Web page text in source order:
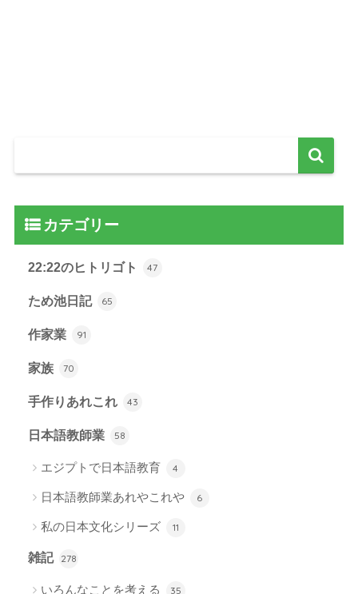
カテゴリー
22:22のヒトリゴト 47
ため池日記 65
作家業 91
家族 70
手作りあれこれ 43
日本語教師業 58
エジプトで日本語教育 4
日本語教師業あれやこれや 6
私の日本文化シリーズ 11
雑記 278
いろんなことを考える 35